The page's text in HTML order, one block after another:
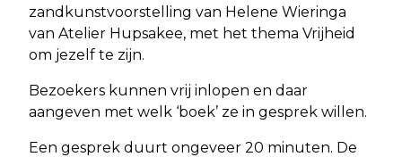
zandkunstvoorstelling van Helene Wieringa
van Atelier Hupsakee, met het thema Vrijheid
om jezelf te zijn.
Bezoekers kunnen vrij inlopen en daar
aangeven met welk ‘boek’ ze in gesprek willen.
Een gesprek duurt ongeveer 20 minuten. De